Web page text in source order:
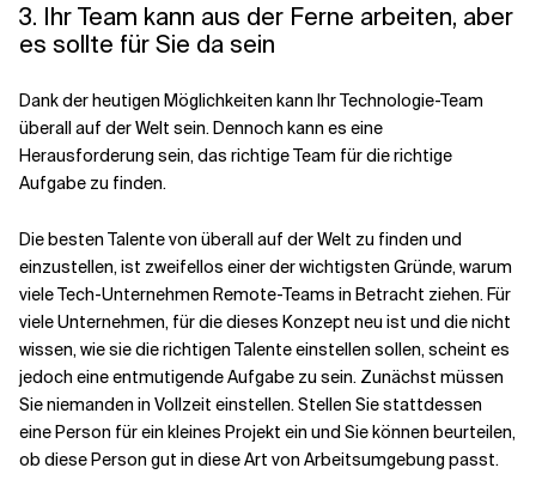
3. Ihr Team kann aus der Ferne arbeiten, aber
es sollte für Sie da sein
Dank der heutigen Möglichkeiten kann Ihr Technologie-Team
überall auf der Welt sein. Dennoch kann es eine
Herausforderung sein, das richtige Team für die richtige
Aufgabe zu finden.
Die besten Talente von überall auf der Welt zu finden und
einzustellen, ist zweifellos einer der wichtigsten Gründe, warum
viele Tech-Unternehmen Remote-Teams in Betracht ziehen. Für
viele Unternehmen, für die dieses Konzept neu ist und die nicht
wissen, wie sie die richtigen Talente einstellen sollen, scheint es
jedoch eine entmutigende Aufgabe zu sein. Zunächst müssen
Sie niemanden in Vollzeit einstellen. Stellen Sie stattdessen
eine Person für ein kleines Projekt ein und Sie können beurteilen,
ob diese Person gut in diese Art von Arbeitsumgebung passt.